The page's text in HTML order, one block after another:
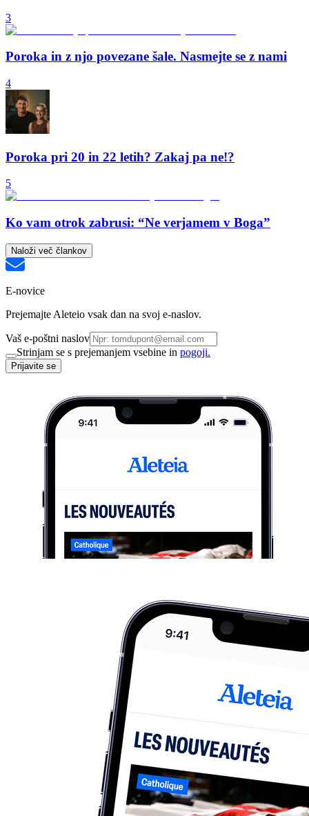
3
Poroka in z njo povezane šale. Nasmejte se z nami
4
Poroka pri 20 in 22 letih? Zakaj pa ne!?
5
Ko vam otrok zabrusi: “Ne verjamem v Boga”
Naloži več člankov
E-novice
Prejemajte Aleteio vsak dan na svoj e-naslov.
Vaš e-poštni naslov
Strinjam se s prejemanjem vsebine in pogoji.
Prijavite se